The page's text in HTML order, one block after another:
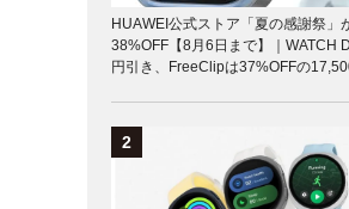
HUAWEI公式ストア「夏の感謝祭」
38%OFF【8月6日まで】｜WATCH
円引き、FreeClipは37%OFFの